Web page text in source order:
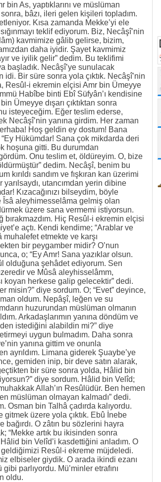
As, yaptıklarını ve müslüman
bâzı, ileri gelen kişileri topladım.
Kısa zamanda Mekke’yi ele
teklif ediyorum. Biz, Necâşî’nin
kavmimize gâlib gelirse, bizim,
daha iyidir. Şayet kavmimiz
ve iyilik gelir” dedim. Bu teklifimi
başladık. Necâşî’ye sunulacak
Bir süre sonra yola çıktık. Necâşî’nin
Resûl-i ekremin elçisi Amr bin Ümeyye
Habîbe binti Ebî Süfyân’ı kendisine
Ümeyye dışarı çıktıktan sonra
isteyeceğim. Eğer teslim ederse,
Necâşî’nin yanına girdim. Her zaman
Hoş geldin ey dostum! Bana
Hükümdar! Sana çok mikdarda deri
hoşuna gitti. Bu durumdan
Onu teslim et, öldüreyim. O, bize
dedim. Necâşî, benim bu
kırıldı sandım ve fışkıran kan üzerimi
utancımdan yerin dibine
Kızacağınızı bilseydim, böyle
Îsâ aleyhimesselâma gelmiş olan
üzere sana vermemi istiyorsun.
Hiç Resûl-i ekremin elçisi
açtı. Kendi kendime; “Arablar ve
etmekte ve karşı
bir peygamber midir? O’nun
o; “Ey Amr! Sana yazıklar olsun.
olduğuna şehâdet ediyorum. Sen
ve Mûsâ aleyhisselâmm,
koyan herkese galip gelecektir” dedi.
misin?” diye sordum. O; “Evet” deyince,
oldum. Nepâşî, leğen ve su
huzurundan müslüman olmanın
Arkadaşlarımın yanına döndüm ve
istediğini alabildin mi?” diye
uygun bulmadım. Daha sonra
yanına gittim ve onunla
ayrıldım. Limana giderek Şuaybe’ye
gemiden inip, bir deve satın alarak,
bir süre sonra yolda, Hâlid bin
diye sordum. Hâlid bin Velîd;
Allah’ın Resûlüdür. Ben hemen
müslüman olmayan kalmadı” dedi.
Osman bin Talhâ çadırda kalıyordu.
üzere yola çıktık. Ebû İnebe
O zâtın bu sözlerini hayra
“Mekke artık bu ikisinden sonra
bin Velîd’i kasdettiğini anladım. O
Resûl-i ekreme müjdeledi.
elbiseler giydik. O arada ikindi ezanı
parlıyordu. Mü’minler etrafını
oldu.